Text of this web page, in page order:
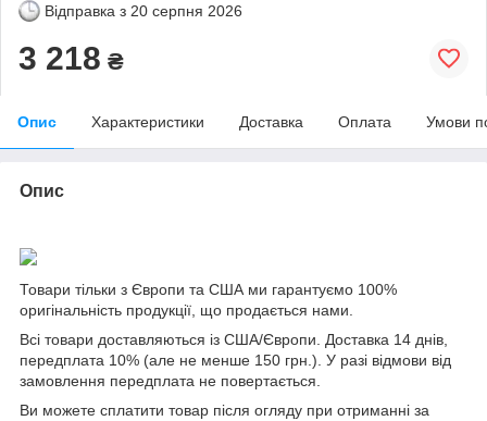
Відправка з 20 серпня 2026
3 218 ₴
Опис Характеристики Доставка Оплата Умови
Опис
Товари тільки з Європи та США ми гарантуємо 100%
оригінальність продукції, що продається нами.
Всі товари доставляються із США/Європи. Доставка 14 днів,
передплата 10% (але не менше 150 грн.). У разі відмови від
замовлення передплата не повертається.
Ви можете сплатити товар після огляду при отриманні за